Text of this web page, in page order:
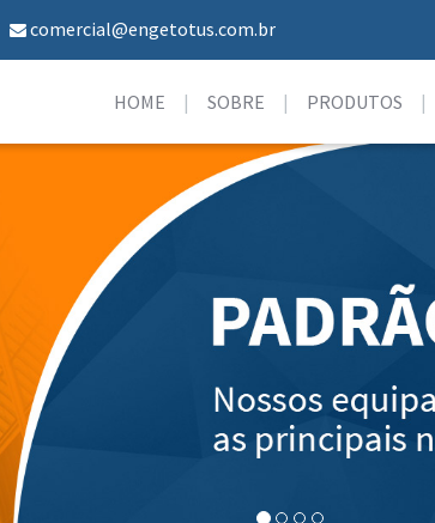
comercial@engetotus.com.br
HOME SOBRE PRODUTOS